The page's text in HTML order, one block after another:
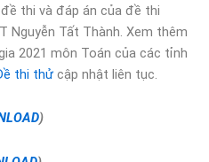
thi và đáp án của đề thi
Nguyễn Tất Thành. Xem thêm
2021 môn Toán của các tỉnh
thi thử cập nhật liên tục.
)